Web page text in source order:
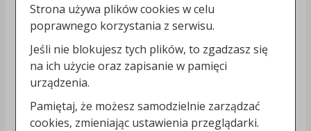
Strona używa plików cookies w celu
poprawnego korzystania z serwisu.
Jeśli nie blokujesz tych plików, to zgadzasz się
na ich użycie oraz zapisanie w pamięci
urządzenia.
Pamiętaj, że możesz samodzielnie zarządzać
cookies, zmieniając ustawienia przeglądarki.